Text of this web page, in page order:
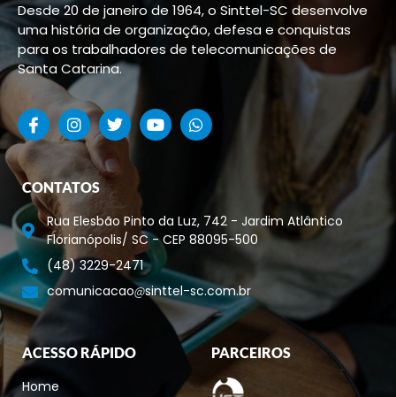
Desde 20 de janeiro de 1964, o Sinttel-SC desenvolve
uma história de organização, defesa e conquistas
para os trabalhadores de telecomunicações de
Santa Catarina.
CONTATOS
Rua Elesbão Pinto da Luz, 742 - Jardim Atlântico
Florianópolis/ SC - CEP 88095-500
(48) 3229-2471
comunicacao
sinttel-sc.com.br
ACESSO RÁPIDO
Home
PARCEIROS